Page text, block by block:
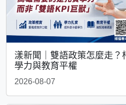
漾新聞｜雙語政策怎麼走？
學力與教育平權
2026-08-07